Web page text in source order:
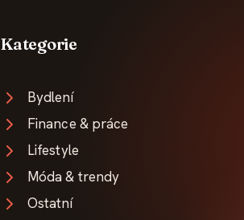
Kategorie
Bydlení
Finance & práce
Lifestyle
Móda & trendy
Ostatní